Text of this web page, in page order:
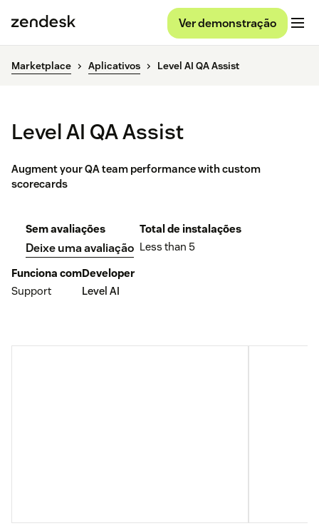
Ver demonstração
Marketplace Aplicativos Level AI QA Assist
Level AI QA Assist
Augment your QA team performance with custom
scorecards
Sem avaliações
Deixe uma avaliação
Total de instalações
Less than 5
Funciona com
Support
Developer
Level AI